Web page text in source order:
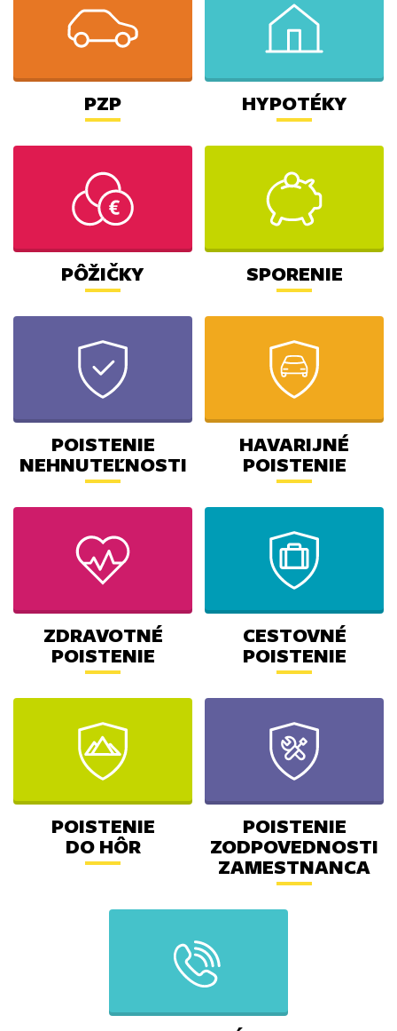
PZP HYPOTÉKY
PÔŽIČKY SPORENIE
POISTENIE
NEHNUTEĽNOSTI
HAVARIJNÉ
POISTENIE
ZDRAVOTNÉ
POISTENIE
CESTOVNÉ
POISTENIE
POISTENIE
DO HÔR
POISTENIE
ZODPOVEDNOSTI
ZAMESTNANCA